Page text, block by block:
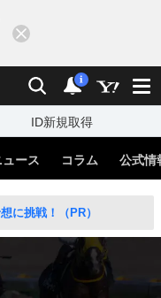
検索 通知
i
ID新規取得
ュース コラム 公式情
に挑戦！（PR）